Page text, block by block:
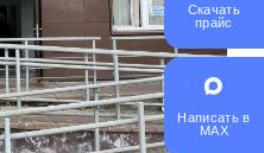
Скачать
прайс
Написать в
MAX